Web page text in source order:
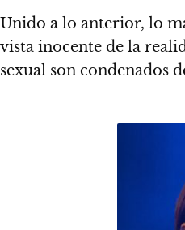
Unido a lo anterior, lo
vista inocente de la
sexual son condenados